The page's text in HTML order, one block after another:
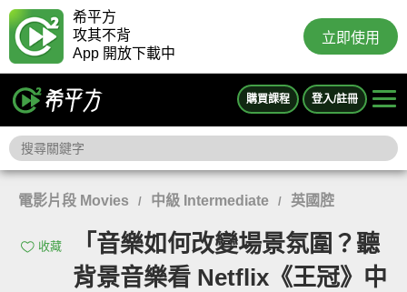
希平方
攻其不背
App 開放下載中
立即使用
購買課程 登入/註冊
電影片段 Movies / 中級 Intermediate / 英國腔
收藏
「音樂如何改變場景氛圍？聽
背景音樂看 Netflix《王冠》中